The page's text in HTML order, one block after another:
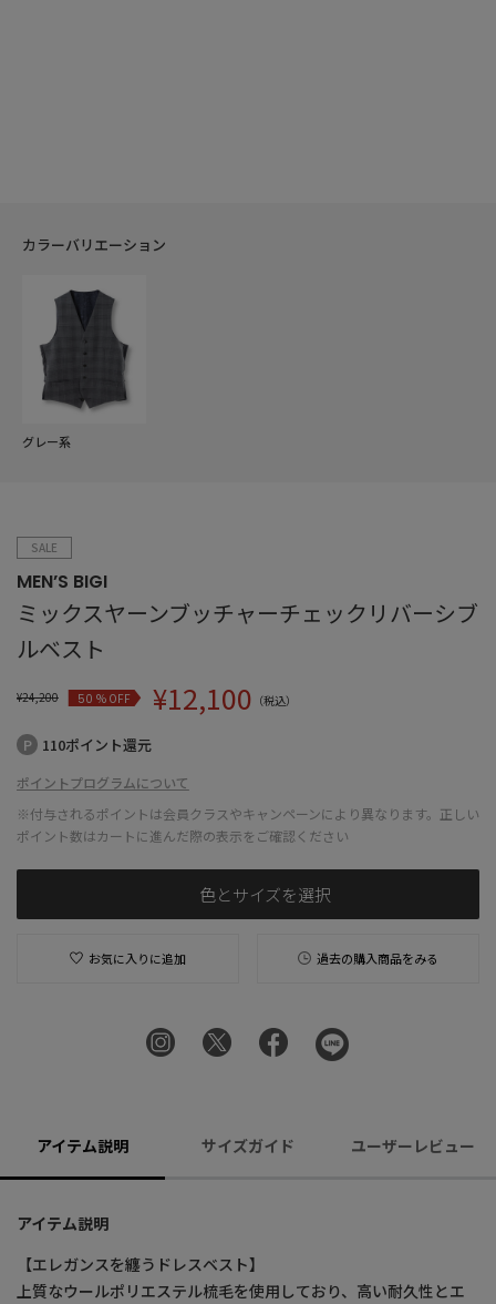
カラーバリエーション
グレー系
SALE
MEN’S BIGI
ミックスヤーンブッチャーチェックリバーシブ
ルベスト
¥24,200 50% OFF ¥12,100 （税込）
110ポイント還元
ポイントプログラムについて
※付与されるポイントは会員クラスやキャンペーンにより異なります。正しい
ポイント数はカートに進んだ際の表示をご確認ください
色とサイズを選択
お気に入りに追加 過去の購入商品をみる
アイテム説明 サイズガイド ユーザーレビュー
アイテム説明
【エレガンスを纏うドレスベスト】
上質なウールポリエステル梳毛を使用しており、高い耐久性とエ